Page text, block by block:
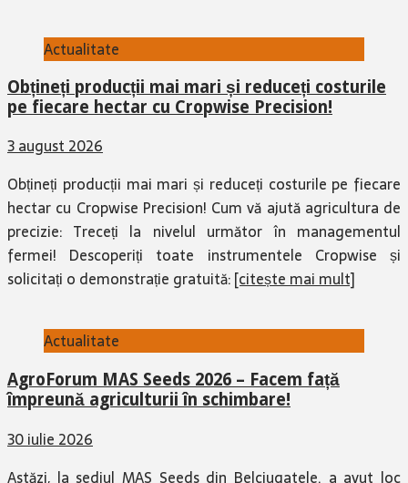
Actualitate
Obțineți producții mai mari și reduceți costurile
pe fiecare hectar cu Cropwise Precision!
3 august 2026
Obțineți producții mai mari și reduceți costurile pe fiecare
hectar cu Cropwise Precision! Cum vă ajută agricultura de
precizie: Treceți la nivelul următor în managementul
fermei! Descoperiți toate instrumentele Cropwise și
solicitați o demonstrație gratuită:[citește mai mult]
Actualitate
AgroForum MAS Seeds 2026 – Facem față
împreună agriculturii în schimbare!
30 iulie 2026
Astăzi, la sediul MAS Seeds din Belciugatele. a avut loc